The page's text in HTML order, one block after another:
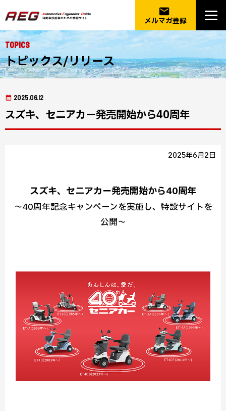
email
メルマガ登録
Topics
トピックス/リリース
2025.06.12
スズキ、セニアカー発売開始から40周年
2025年6月2日
スズキ、セニアカー発売開始から40周年
～40周年記念キャンペーンを実施し、特設サイトを
公開～